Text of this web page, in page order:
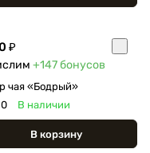
₽
+147бонусов
чая «Бодрый»
0 В наличии
В корзину